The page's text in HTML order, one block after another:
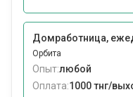
Домработница,
Орбита
Опыт:любой
Оплата:1000 тнг/